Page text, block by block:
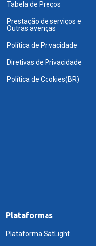
Tabela de Preços
Prestação de serviços e
Outras avenças
Política de Privacidade
Diretivas de Privacidade
Política de Cookies(BR)
Plataformas
Plataforma SatLight